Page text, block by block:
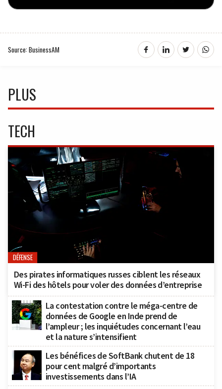
Source: BusinessAM
PLUS
TECH
DÉFENSE
Des pirates informatiques russes ciblent les réseaux
Wi-Fi des hôtels pour voler des données d’entreprise
La contestation contre le méga-centre de
données de Google en Inde prend de
l’ampleur ; les inquiétudes concernant l’eau
et la nature s’intensifient
Les bénéfices de SoftBank chutent de 18
pour cent malgré d’importants
investissements dans l’IA